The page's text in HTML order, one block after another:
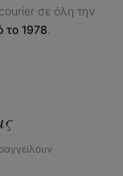
σε όλη την
το 1978